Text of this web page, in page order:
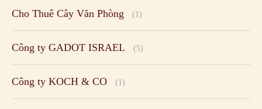
Cho Thuê Cây Văn Phòng (1)
Công ty GADOT ISRAEL (5)
Công ty KOCH & CO (1)